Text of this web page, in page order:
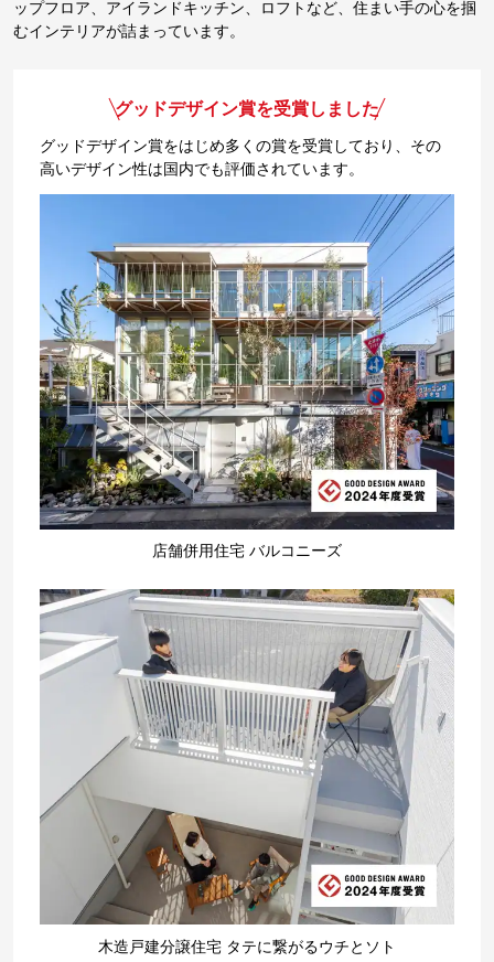
ップフロア、アイランドキッチン、ロフトなど、住まい手の心を掴
むインテリアが詰まっています。
グッドデザイン賞を受賞しました
グッドデザイン賞をはじめ多くの賞を受賞しており、その
高いデザイン性は国内でも評価されています。
店舗併用住宅 バルコニーズ
木造戸建分譲住宅 タテに繋がるウチとソト